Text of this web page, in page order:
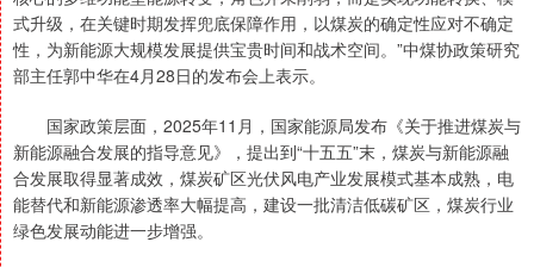
式升级，在关键时期发挥兜底保障作用，以煤炭的确定性应对不确定
性，为新能源大规模发展提供宝贵时间和战术空间。”中煤协政策研究
部主任郭中华在4月28日的发布会上表示。
国家政策层面，2025年11月，国家能源局发布《关于推进煤炭与
新能源融合发展的指导意见》，提出到“十五五”末，煤炭与新能源融
合发展取得显著成效，煤炭矿区光伏风电产业发展模式基本成熟，电
能替代和新能源渗透率大幅提高，建设一批清洁低碳矿区，煤炭行业
绿色发展动能进一步增强。